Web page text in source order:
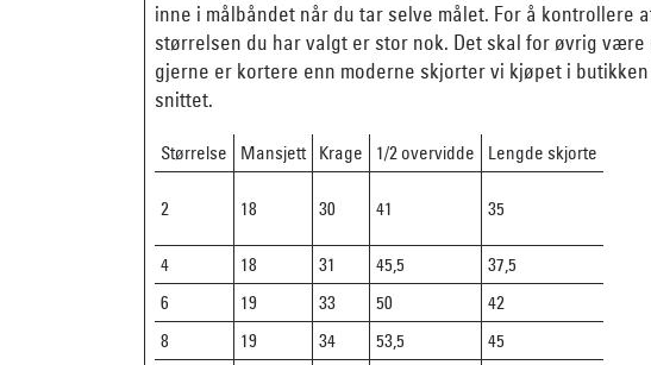
inne i målbåndet når du tar selve målet. For å
størrelsen du har valgt er stor nok. Det skal for øvrig
gjerne er kortere enn moderne skjorter vi kjøpet i
snittet.
Størrelse Mansjett Krage 1/2 overvidde Lengde skjorte
2 18 30 41 35
4 18 31 45,5
37,5
6
19 33 50
42
8
19 34 53,5
45